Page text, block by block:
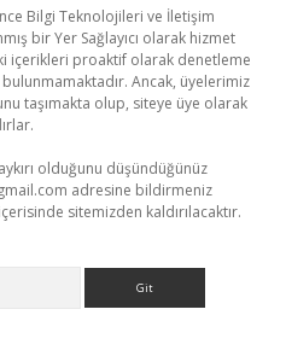
Bilgi Teknolojileri ve İletişim
bir Yer Sağlayıcı olarak hizmet
içerikleri proaktif olarak denetleme
Ancak, üyelerimiz
taşımakta olup, siteye üye olarak
olduğunu düşündüğünüz
adresine bildirmeniz
sitemizden kaldırılacaktır.